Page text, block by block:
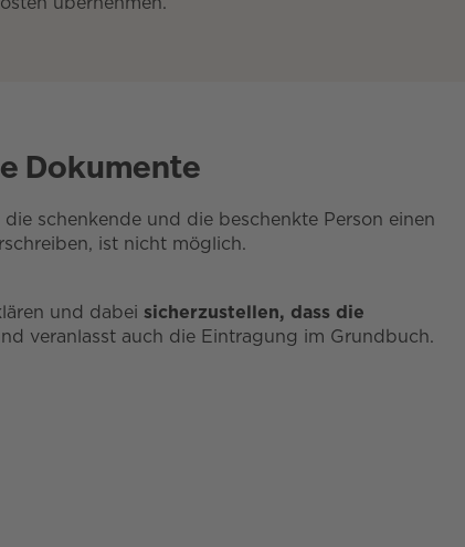
Dokumente
schenkende und die beschenkte Person einen
ist nicht möglich.
und dabei sicherzustellen, dass die
veranlasst auch die Eintragung im Grundbuch.